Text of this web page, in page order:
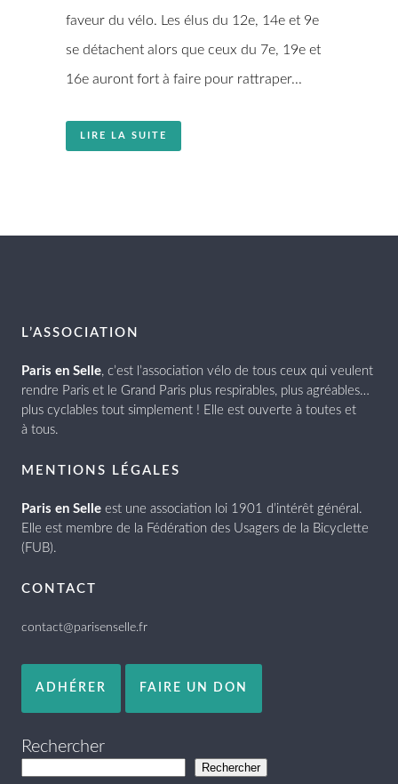
faveur du vélo. Les élus du 12e, 14e et 9e
se détachent alors que ceux du 7e, 19e et
16e auront fort à faire pour rattraper...
LIRE LA SUITE
L’ASSOCIATION
Paris en Selle, c’est l’association vélo de tous ceux qui veulent
rendre Paris et le Grand Paris plus respirables, plus agréables…
plus cyclables tout simplement ! Elle est ouverte à toutes et
à tous.
MENTIONS LÉGALES
Paris en Selle est une association loi 1901 d’intérêt général.
Elle est membre de la Fédération des Usagers de la Bicyclette
(FUB).
CONTACT
contact@parisenselle.fr
ADHÉRER FAIRE UN DON
Rechercher
Rechercher